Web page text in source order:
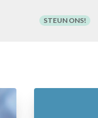
STEUN ONS!